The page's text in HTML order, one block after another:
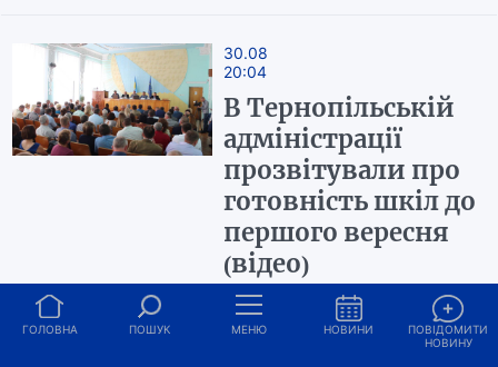
30.08
20:04
В Тернопільській
адміністрації
прозвітували про
готовність шкіл до
першого вересня
(відео)
ГОЛОВНА ПОШУК МЕНЮ НОВИНИ
ПОВІДОМИТИ
НОВИНУ